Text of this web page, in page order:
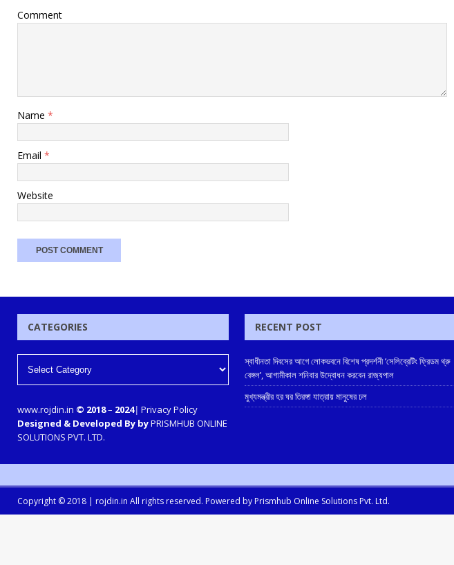
Comment
Name *
Email *
Website
CATEGORIES
www.rojdin.in © 2018– 2024| Privacy Policy
Designed & Developed By byPRISMHUB ONLINE
SOLUTIONS PVT. LTD.
RECENT POST
স্বাধীনতা দিবসের আগে লোকভবনে বিশেষ প্রদর্শনী ‘সেলিব্রেটিং ফ্রিডম থ্রু
বেঙ্গল’, আগামীকাল শনিবার উদ্বোধন করবেন রাজ্যপাল
মুখ্যমন্ত্রীর হর ঘর তিরঙ্গা যাত্রায় মানুষের ঢল
Copyright © 2018 | rojdin.in All rights reserved. Powered by Prismhub Online Solutions Pvt. Ltd.